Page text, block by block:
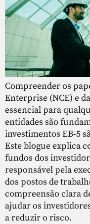
Compreender os
Enterprise (NCE) e
essencial para
entidades são
investimentos EB-5
Este blogue explica
fundos dos
responsável pela
dos postos de
compreensão clara
ajudar os
a reduzir o risco.